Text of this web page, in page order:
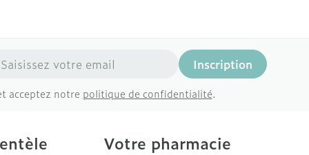
mail Inscription
acceptez notre politique de confidentialité.
Votre pharmacie